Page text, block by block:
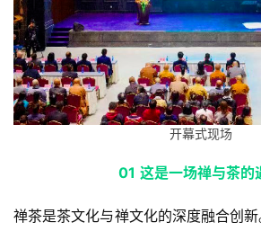
开幕式现场
01 这是一场禅与茶的
禅茶是茶文化与禅文化的深度融合创新